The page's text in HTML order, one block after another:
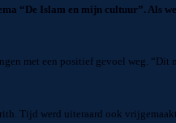
“De Islam en mijn cultuur”. Als
met een positief gevoel weg. “Dit
Tijd werd uiteraard ook